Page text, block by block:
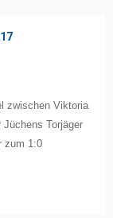
zwischen Viktoria
Torjäger
zum 1:0